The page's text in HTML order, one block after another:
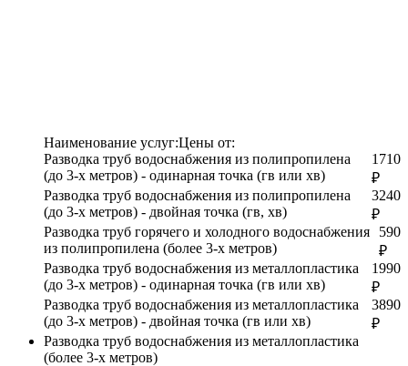
Наименование услуг:Цены от:
Разводка труб водоснабжения из полипропилена
(до 3-х метров) - одинарная точка (гв или хв)
1710
₽
Разводка труб водоснабжения из полипропилена
(до 3-х метров) - двойная точка (гв, хв)
3240
₽
Разводка труб горячего и холодного водоснабжения
из полипропилена (более 3-х метров)
590
₽
Разводка труб водоснабжения из металлопластика
(до 3-х метров) - одинарная точка (гв или хв)
1990
₽
Разводка труб водоснабжения из металлопластика
(до 3-х метров) - двойная точка (гв или хв)
3890
₽
Разводка труб водоснабжения из металлопластика
(более 3-х метров)